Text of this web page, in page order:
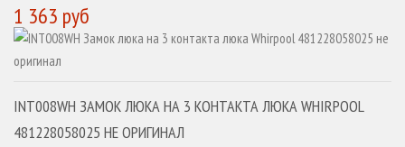
1 363 руб
INT008WH ЗАМОК ЛЮКА НА 3 КОНТАКТА ЛЮКА WHIRPOOL
481228058025 НЕ ОРИГИНАЛ